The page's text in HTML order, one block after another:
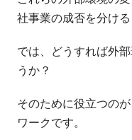
社事業の成否を分ける
では、どうすれば外
うか？
そのために役立つの
ワークです。